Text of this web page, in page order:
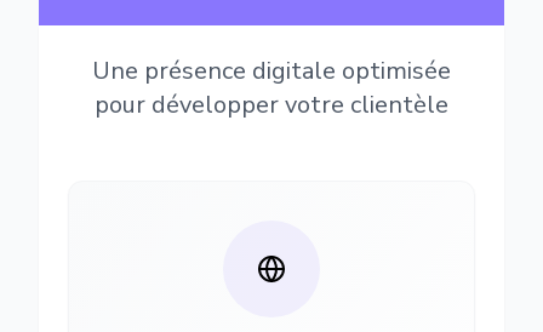
Une présence digitale optimisée
pour développer votre clientèle